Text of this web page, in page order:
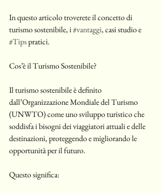
In questo articolo troverete il concetto di
turismo sostenibile, i #vantaggi, casi studio e
#Tips pratici.
Cos’è il Turismo Sostenibile?
Il turismo sostenibile è definito
dall’Organizzazione Mondiale del Turismo
(UNWTO) come uno sviluppo turistico che
soddisfa i bisogni dei viaggiatori attuali e delle
destinazioni, proteggendo e migliorando le
opportunità per il futuro.
Questo significa: